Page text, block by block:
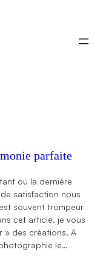
parfaite
où la dernière
satisfaction nous
souvent trompeur
cet article, je vous
» des créations. A
le…